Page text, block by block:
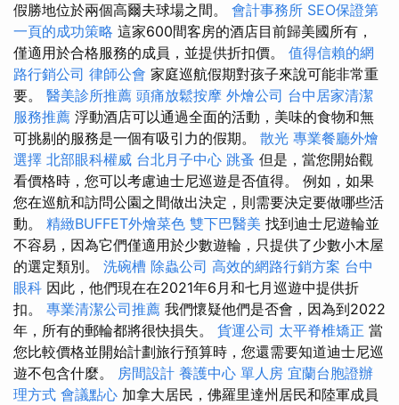
假勝地位於兩個高爾夫球場之間。 會計事務所 SEO保證第
一頁的成功策略 這家600間客房的酒店目前歸美國所有，
僅適用於合格服務的成員，並提供折扣價。 值得信賴的網
路行銷公司 律師公會 家庭巡航假期對孩子來說可能非常重
要。 醫美診所推薦 頭痛放鬆按摩 外燴公司 台中居家清潔
服務推薦 浮動酒店可以通過全面的活動，美味的食物和無
可挑剔的服務是一個有吸引力的假期。 散光 專業餐廳外燴
選擇 北部眼科權威 台北月子中心 跳蚤 但是，當您開始觀
看價格時，您可以考慮迪士尼巡遊是否值得。 例如，如果
您在巡航和訪問公園之間做出決定，則需要決定要做哪些活
動。 精緻BUFFET外燴菜色 雙下巴醫美 找到迪士尼遊輪並
不容易，因為它們僅適用於少數遊輪，只提供了少數小木屋
的選定類別。 洗碗槽 除蟲公司 高效的網路行銷方案 台中
眼科 因此，他們現在在2021年6月和七月巡遊中提供折
扣。 專業清潔公司推薦 我們懷疑他們是否會，因為到2022
年，所有的郵輪都將很快損失。 貨運公司 太平脊椎矯正 當
您比較價格並開始計劃旅行預算時，您還需要知道迪士尼巡
遊不包含什麼。 房間設計 養護中心 單人房 宜蘭台胞證辦
理方式 會議點心 加拿大居民，佛羅里達州居民和陸軍成員